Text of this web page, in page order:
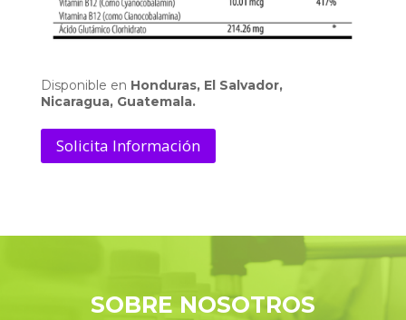
Disponible en Honduras, El Salvador,
Nicaragua, Guatemala.
Solicita Información
SOBRE NOSOTROS